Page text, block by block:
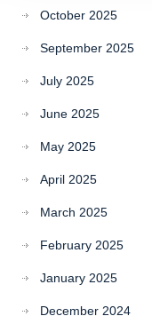
October 2025
September 2025
July 2025
June 2025
May 2025
April 2025
March 2025
February 2025
January 2025
December 2024